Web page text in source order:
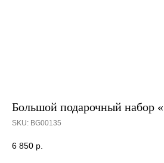
Большой подарочный набор
SKU: BG00135
6 850 р.